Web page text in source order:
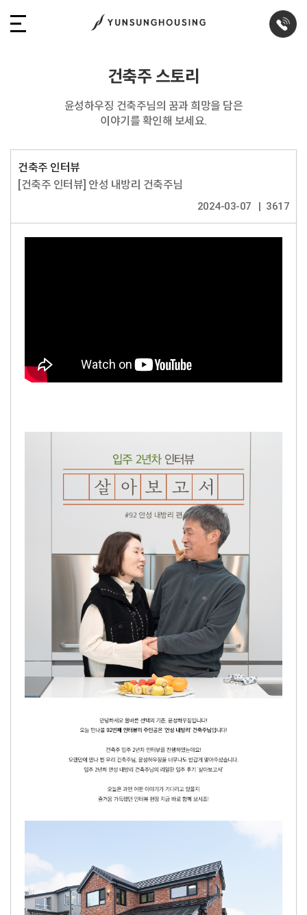
건축주 스토리
윤성하우징 건축주님의 꿈과 희망을 담은
이야기를 확인해 보세요.
건축주 인터뷰
[건축주 인터뷰] 안성 내방리 건축주님
2024-03-07 3617